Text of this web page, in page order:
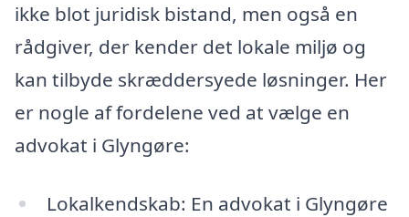
ikke blot juridisk bistand, men også en
rådgiver, der kender det lokale miljø og
kan tilbyde skræddersyede løsninger. Her
er nogle af fordelene ved at vælge en
advokat i Glyngøre:
Lokalkendskab: En advokat i Glyngøre